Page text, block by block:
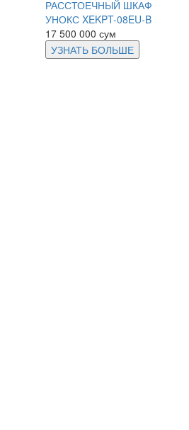
РАССТОЕЧНЫЙ ШКАФ
УНОКС XEKPT-08EU-B
17 500 000 сум
УЗНАТЬ БОЛЬШЕ